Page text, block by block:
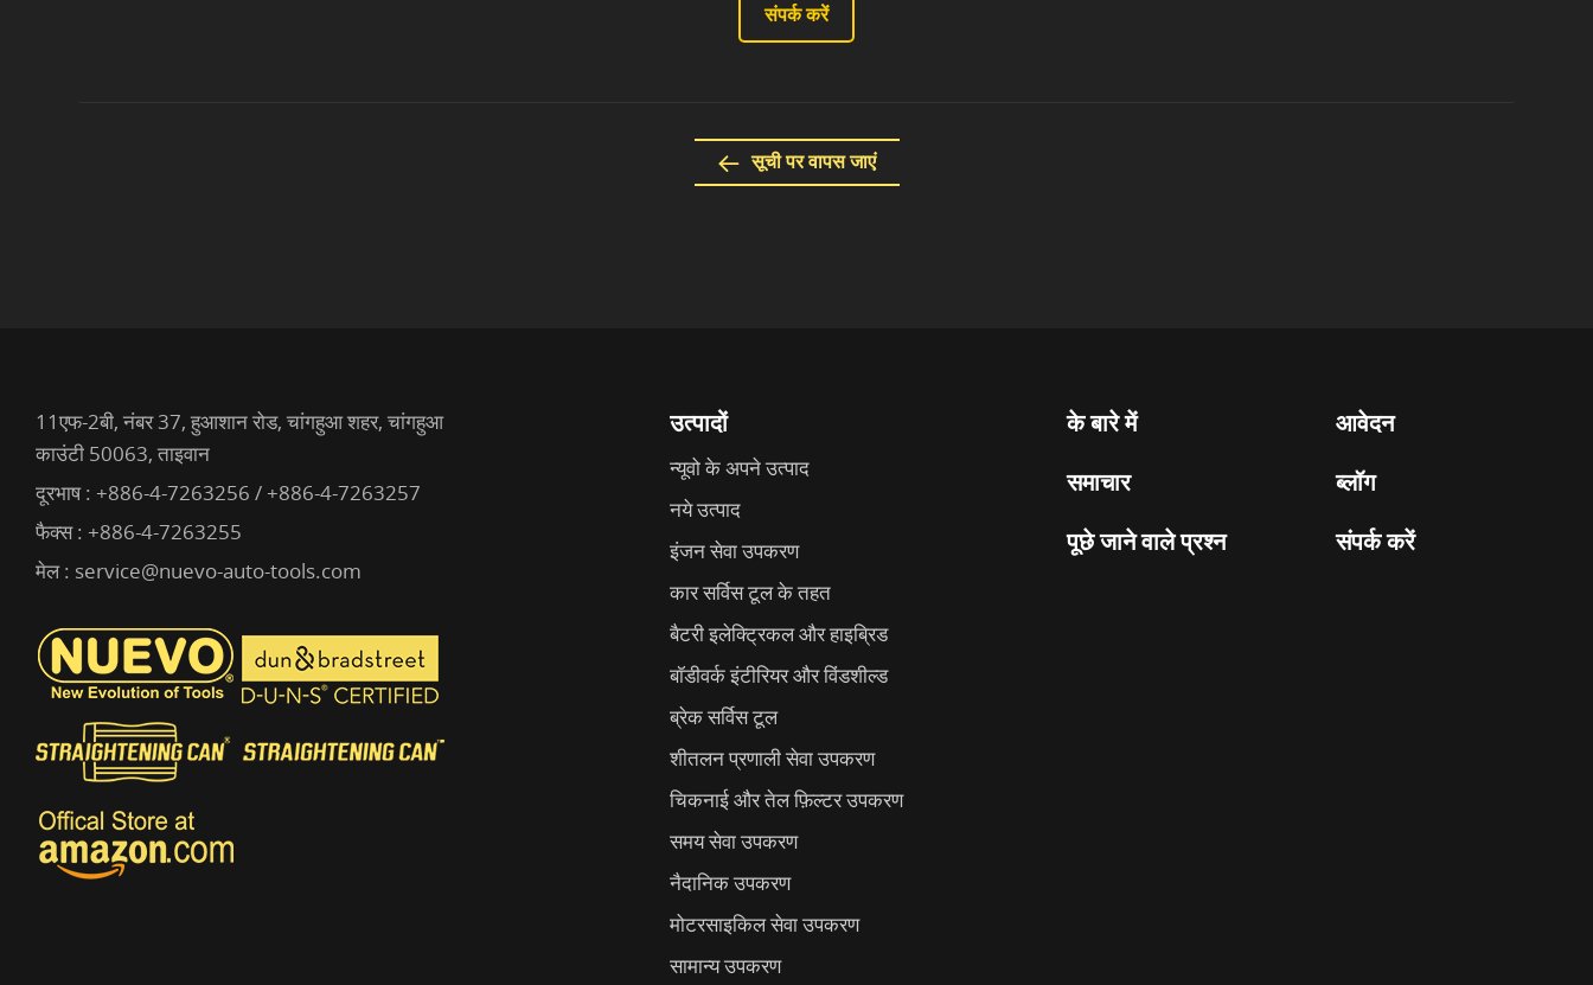
संपर्क करें
सूची पर वापस जाएं
उत्पादों
न्यूवो के अपने उत्पाद
नये उत्पाद
इंजन सेवा उपकरण
कार सर्विस टूल के तहत
बैटरी इलेक्ट्रिकल और हाइब्रिड
बॉडीवर्क इंटीरियर और विंडशील्ड
ब्रेक सर्विस टूल
शीतलन प्रणाली सेवा उपकरण
चिकनाई और तेल फ़िल्टर उपकरण
समय सेवा उपकरण
नैदानिक उपकरण
मोटरसाइकिल सेवा उपकरण
सामान्य उपकरण
के बारे में
आवेदन
समाचार
ब्लॉग
पूछे जाने वाले प्रश्न
संपर्क करें
11एफ-2बी, नंबर 37, हुआशान रोड, चांगहुआ शहर, चांगहुआ
काउंटी 50063, ताइवान
दूरभाष : +886-4-7263256 / +886-4-7263257
फैक्स : +886-4-7263255
मेल : service@nuevo-auto-tools.com